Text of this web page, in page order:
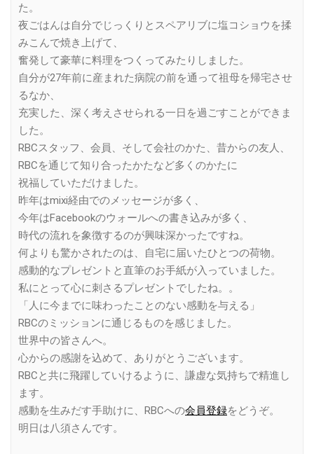
た。
夜ごはんは自分でじっくりとスペアリブに塩コショウを揉
みこんで焼き上げて、
奮発して豪華に料理をつくってみたりしました。
自分が27年前に産まれた病院の前を通って祖母を帰宅させ
るなか、
充実した、深く考えさせられる一日を過ごすことができま
した。
RBCスタッフ、会員、そして会社のかた、昔からの友人、
RBCを通じて知り合ったかたなど多くのかたに
祝福していただけました。
昨年はmixi経由でのメッセージが多く、
今年はFacebookのウォールへの書き込みが多く、
時代の流れを象徴するのが興味深かったですね。
何よりも驚かされたのは、自宅に届いたひとつの荷物。
感動的なプレゼントと直筆のお手紙が入っていました。
私にとって心に刺さるプレゼントでしたね。。
「人に今までに味わったことのない感動を与える」
RBCのミッションに通じるものを感じました。
世界中の皆さんへ。
心からの感謝を込めて、ありがとうございます。
RBCと共に飛躍していけるように、謙虚な気持ちで精進し
ます。
感動を生みだす手助けに、RBCへの会員登録をどうぞ。
明日は八須さんです。